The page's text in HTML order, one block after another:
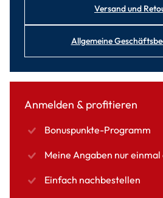
Versand und
Allgemeine
Anmelden & profitieren
Bonuspunkte-Programm
Meine Angaben nur
Einfach nachbestellen